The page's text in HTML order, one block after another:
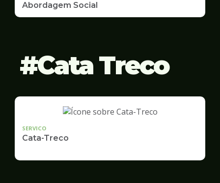
Abordagem Social
Cata Treco
SERVICO
Cata-Treco